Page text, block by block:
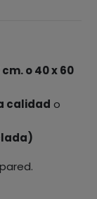
o 40 x 60
calidad o